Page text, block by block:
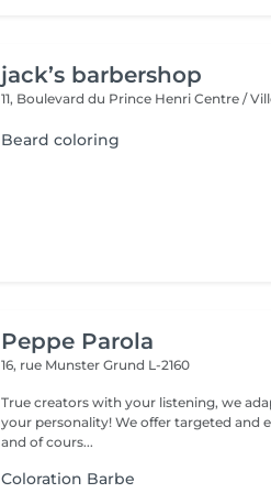
jack’s barbershop
11, Boulevard du Prince HenriCentre /
Beard coloring
Peppe Parola
16, rue MunsterGrund L-2160
True creators with your listening, we
your personality! We offer targeted and
and of cours...
Coloration Barbe